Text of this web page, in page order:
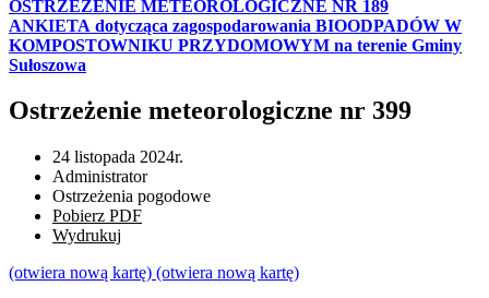
OSTRZEŻENIE METEOROLOGICZNE NR 189
ANKIETA dotycząca zagospodarowania BIOODPADÓW W
KOMPOSTOWNIKU PRZYDOMOWYM na terenie Gminy
Sułoszowa
Ostrzeżenie meteorologiczne nr 399
24 listopada 2024r.
Administrator
Ostrzeżenia pogodowe
Pobierz PDF
Wydrukuj
(otwiera nową kartę) (otwiera nową kartę)